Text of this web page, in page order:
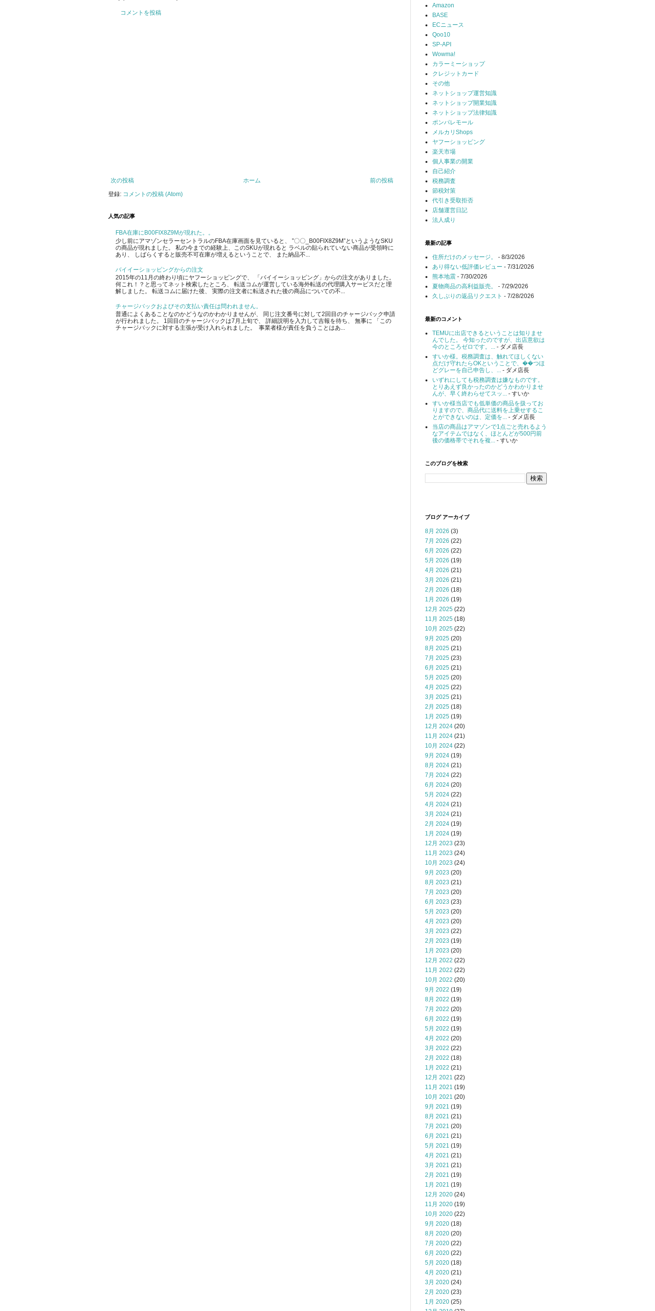
コメントを投稿
次の投稿 前の投稿
ホーム
登録: コメントの投稿 (Atom)
人気の記事
FBA在庫にB00FIX8Z9Mが現れた。。
少し前にアマゾンセラーセントラルのFBA在庫画面を見ていると、 ”〇〇_B00FIX8Z9M”というようなSKU
の商品が現れました。 私の今までの経験上、このSKUが現れると ラベルの貼られていない商品が受領時に
あり、 しばらくすると販売不可在庫が増えるということで、 また納品不...
バイイーショッピングからの注文
2015年の11月の終わり頃にヤフーショッピングで、 「バイイーショッピング」からの注文がありました。
何これ！？と思ってネット検索したところ、 転送コムが運営している海外転送の代理購入サービスだと理
解しました。 転送コムに届けた後、 実際の注文者に転送された後の商品についての不...
チャージバックおよびその支払い責任は問われません。
普通によくあることなのかどうなのかわかりませんが、 同じ注文番号に対して2回目のチャージバック申請
が行われました。 1回目のチャージバックは7月上旬で、 詳細説明を入力して吉報を待ち、 無事に 「この
チャージバックに対する主張が受け入れられました。 事業者様が責任を負うことはあ...
Amazon
BASE
ECニュース
Qoo10
SP-API
Wowma!
カラーミーショップ
クレジットカード
その他
ネットショップ運営知識
ネットショップ開業知識
ネットショップ法律知識
ポンパレモール
メルカリShops
ヤフーショッピング
楽天市場
個人事業の開業
自己紹介
税務調査
節税対策
代引き受取拒否
店舗運営日記
法人成り
最新の記事
住所だけのメッセージ。
- 8/3/2026
あり得ない低評価レビュー - 7/31/2026
熊本地震 - 7/30/2026
夏物商品の高利益販売。
- 7/29/2026
久しぶりの返品リクエスト - 7/28/2026
最新のコメント
TEMUに出店できるということは知りませ
んでした。 今知ったのですが、出店意欲は
今のところゼロです。... - ダメ店長
すいか様。税務調査は、触れてほしくない
点だけ守れたらOKということで、��つほ
どグレーを自己申告し、... - ダメ店長
いずれにしても税務調査は嫌なものです。
とりあえず良かったのかどうかわかりませ
んが、早く終わらせてスッ... - すいか
すいか様当店でも低単価の商品を扱ってお
りますので、商品代に送料を上乗せするこ
とができないのは、定価を... - ダメ店長
当店の商品はアマゾンで1点ごと売れるよう
なアイテムではなく、ほとんどが500円前
後の価格帯でそれを複... - すいか
このブログを検索
ブログ アーカイブ
8月 2026 (3)
7月 2026 (22)
6月 2026 (22)
5月 2026 (19)
4月 2026 (21)
3月 2026 (21)
2月 2026 (18)
1月 2026 (19)
12月 2025 (22)
11月 2025 (18)
10月 2025 (22)
9月 2025 (20)
8月 2025 (21)
7月 2025 (23)
6月 2025 (21)
5月 2025 (20)
4月 2025 (22)
3月 2025 (21)
2月 2025 (18)
1月 2025 (19)
12月 2024 (20)
11月 2024 (21)
10月 2024 (22)
9月 2024 (19)
8月 2024 (21)
7月 2024 (22)
6月 2024 (20)
5月 2024 (22)
4月 2024 (21)
3月 2024 (21)
2月 2024 (19)
1月 2024 (19)
12月 2023 (23)
11月 2023 (24)
10月 2023 (24)
9月 2023 (20)
8月 2023 (21)
7月 2023 (20)
6月 2023 (23)
5月 2023 (20)
4月 2023 (20)
3月 2023 (22)
2月 2023 (19)
1月 2023 (20)
12月 2022 (22)
11月 2022 (22)
10月 2022 (20)
9月 2022 (19)
8月 2022 (19)
7月 2022 (20)
6月 2022 (19)
5月 2022 (19)
4月 2022 (20)
3月 2022 (22)
2月 2022 (18)
1月 2022 (21)
12月 2021 (22)
11月 2021 (19)
10月 2021 (20)
9月 2021 (19)
8月 2021 (21)
7月 2021 (20)
6月 2021 (21)
5月 2021 (19)
4月 2021 (21)
3月 2021 (21)
2月 2021 (19)
1月 2021 (19)
12月 2020 (24)
11月 2020 (19)
10月 2020 (22)
9月 2020 (18)
8月 2020 (20)
7月 2020 (22)
6月 2020 (22)
5月 2020 (18)
4月 2020 (21)
3月 2020 (24)
2月 2020 (23)
1月 2020 (25)